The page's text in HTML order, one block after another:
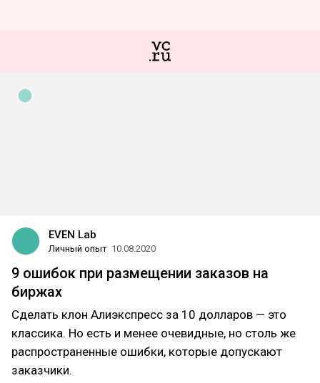
EVEN Lab
Личный опыт 10.08.2020
9 ошибок при размещении заказов на
биржах
Сделать клон Алиэкспресс за 10 долларов — это
классика. Но есть и менее очевидные, но столь же
распространенные ошибки, которые допускают
заказчики.